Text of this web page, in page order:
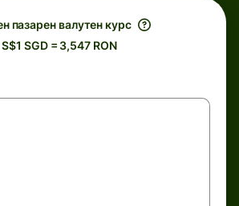
пазарен валутен курс
S$1 SGD = 3,547 RON